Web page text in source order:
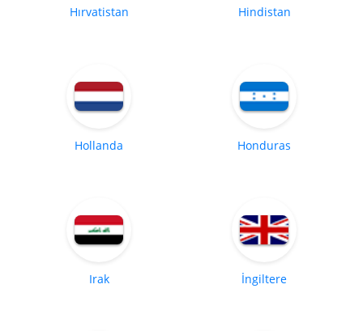
Hırvatistan Hindistan
Hollanda Honduras
Irak İngiltere